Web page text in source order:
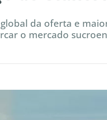
da oferta e
o mercado